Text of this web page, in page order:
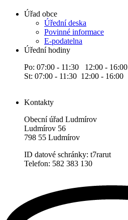
Úřad obce
Úřední deska
Povinné informace
E-podatelna
Úřední hodiny
Po: 07:00 - 11:30 12:00 - 16:00
St: 07:00 - 11:30 12:00 - 16:00
Kontakty
Obecní úřad Ludmírov
Ludmírov 56
798 55 Ludmírov
ID datové schránky: t7rarut
Telefon: 582 383 130